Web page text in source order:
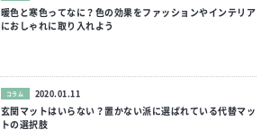
暖色と寒色ってなに？色の効果をファッションやインテリア
におしゃれに取り入れよう
コラム 2020.01.11
玄関マットはいらない？置かない派に選ばれている代替マッ
トの選択肢